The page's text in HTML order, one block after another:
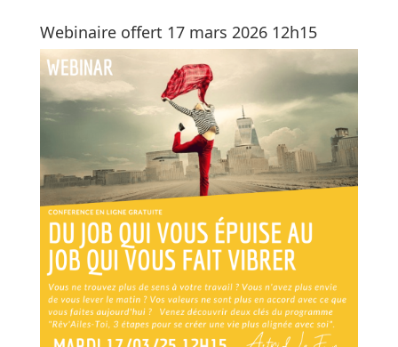
Webinaire offert 17 mars 2026 12h15